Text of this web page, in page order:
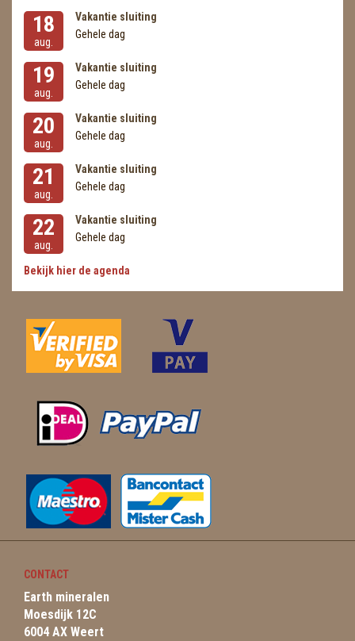
18
aug.
Vakantie sluiting
Gehele dag
19
aug.
Vakantie sluiting
Gehele dag
20
aug.
Vakantie sluiting
Gehele dag
21
aug.
Vakantie sluiting
Gehele dag
22
aug.
Vakantie sluiting
Gehele dag
Bekijk hier de agenda
CONTACT
Earth mineralen
Moesdijk 12C
6004 AX Weert